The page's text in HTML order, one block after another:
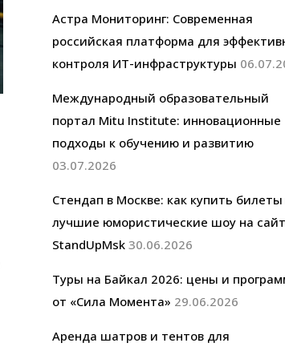
Астра Мониторинг: Современная
российская платформа для
контроля ИТ-инфраструктуры
Международный образовательный
портал Mitu Institute: инновационные
подходы к обучению и развитию
03.07.2026
Стендап в Москве: как купить билеты
лучшие юмористические шоу на
StandUpMsk 30.06.2026
Туры на Байкал 2026: цены и
от «Сила Момента» 29.06.2026
Аренда шатров и тентов для